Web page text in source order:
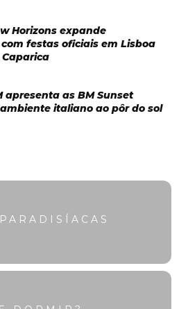
Eventos
Água
Bronzeado
Quem
Falem
💬
Horizons expande
festas oficiais em Lisboa
apresenta as BM Sunset
italiano ao pôr do sol